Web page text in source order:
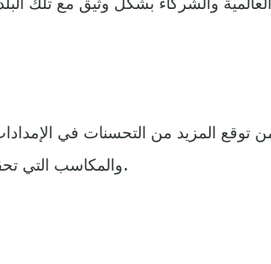
توقع المزيد من التحسنات في
والمكاسب التي تحققت بشق الأنفس هشة.